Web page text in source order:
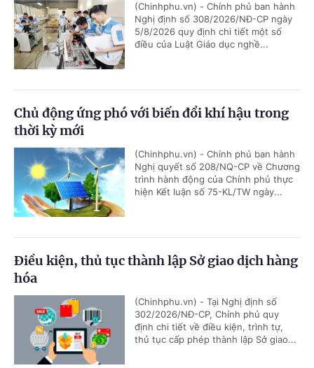
(Chinhphu.vn) - Chính phủ ban hành
Nghị định số 308/2026/NĐ-CP ngày
5/8/2026 quy định chi tiết một số
điều của Luật Giáo dục nghề...
Chủ động ứng phó với biến đổi khí hậu trong
thời kỳ mới
(Chinhphu.vn) - Chính phủ ban hành
Nghị quyết số 208/NQ-CP về Chương
trình hành động của Chính phủ thực
hiện Kết luận số 75-KL/TW ngày...
Điều kiện, thủ tục thành lập Sở giao dịch hàng
hóa
(Chinhphu.vn) - Tại Nghị định số
302/2026/NĐ-CP, Chính phủ quy
định chi tiết về điều kiện, trình tự,
thủ tục cấp phép thành lập Sở giao...